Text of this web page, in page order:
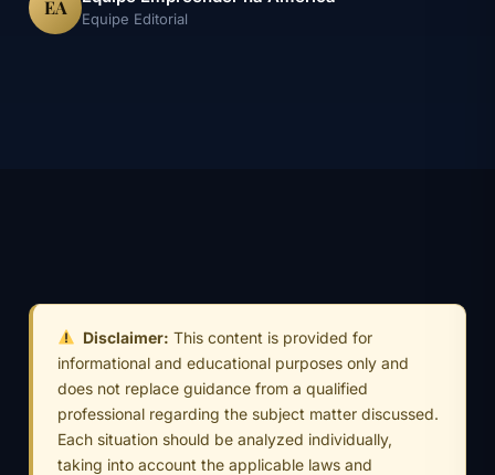
EA
Equipe Editorial
Disclaimer: This content is provided for
informational and educational purposes only and
does not replace guidance from a qualified
professional regarding the subject matter discussed.
Each situation should be analyzed individually,
taking into account the applicable laws and